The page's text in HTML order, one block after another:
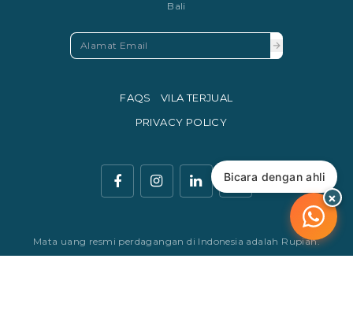
Bali
FAQS
VILA TERJUAL
PRIVACY POLICY
Mata uang resmi perdagangan di Indonesia adalah Rupiah.
Bicara dengan ahli
×